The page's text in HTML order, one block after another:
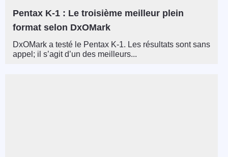
Pentax K-1 : Le troisième meilleur plein
format selon DxOMark
DxOMark a testé le Pentax K-1. Les résultats sont sans
appel; il s’agit d’un des meilleurs...